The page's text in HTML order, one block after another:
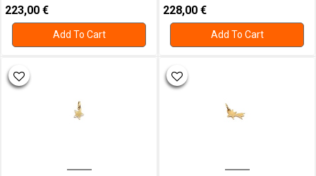
223,00 €
Add To Cart
228,00 €
Add To Cart